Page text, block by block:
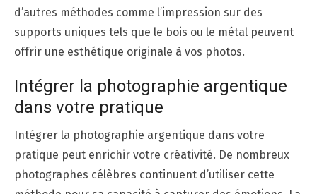
d’autres méthodes comme l’impression sur des
supports uniques tels que le bois ou le métal peuvent
offrir une esthétique originale à vos photos.
Intégrer la photographie argentique
dans votre pratique
Intégrer la photographie argentique dans votre
pratique peut enrichir votre créativité. De nombreux
photographes célèbres continuent d’utiliser cette